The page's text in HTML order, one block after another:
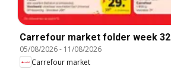
Carrefour market folder week 32
05/08/2026- 11/08/2026
Carrefour market